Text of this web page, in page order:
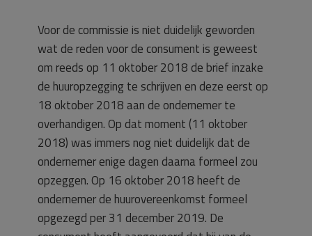
Voor de commissie is niet duidelijk geworden
wat de reden voor de consument is geweest
om reeds op 11 oktober 2018 de brief inzake
de huuropzegging te schrijven en deze eerst op
18 oktober 2018 aan de ondernemer te
overhandigen. Op dat moment (11 oktober
2018) was immers nog niet duidelijk dat de
ondernemer enige dagen daarna formeel zou
opzeggen. Op 16 oktober 2018 heeft de
ondernemer de huurovereenkomst formeel
opgezegd per 31 december 2019. De